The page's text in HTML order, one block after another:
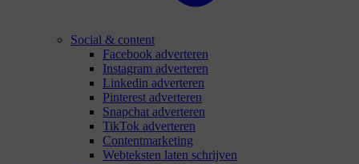
Social & content
Facebook adverteren
Instagram adverteren
Linkedin adverteren
Pinterest adverteren
Snapchat adverteren
TikTok adverteren
Contentmarketing
Webteksten laten schrijven